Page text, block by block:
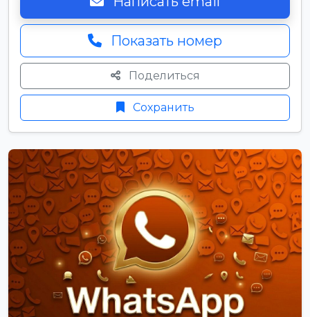
Показать номер
Поделиться
Сохранить